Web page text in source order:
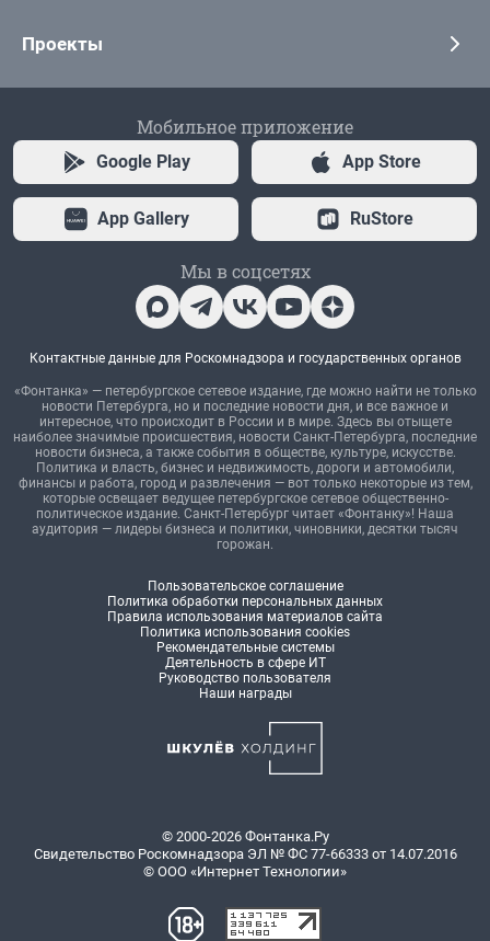
Проекты
Мобильное приложение
Google Play App Store
App Gallery RuStore
Мы в соцсетях
Контактные данные для Роскомнадзора и государственных органов
«Фонтанка» — петербургское сетевое издание, где можно найти не только
новости Петербурга, но и последние новости дня, и все важное и
интересное, что происходит в России и в мире. Здесь вы отыщете
наиболее значимые происшествия, новости Санкт-Петербурга, последние
новости бизнеса, а также события в обществе, культуре, искусстве.
Политика и власть, бизнес и недвижимость, дороги и автомобили,
финансы и работа, город и развлечения — вот только некоторые из тем,
которые освещает ведущее петербургское сетевое общественно-
политическое издание. Санкт-Петербург читает «Фонтанку»! Наша
аудитория — лидеры бизнеса и политики, чиновники, десятки тысяч
горожан.
Пользовательское соглашение
Политика обработки персональных данных
Правила использования материалов сайта
Политика использования cookies
Рекомендательные системы
Деятельность в сфере ИТ
Руководство пользователя
Наши награды
© 2000-2026 Фонтанка.Ру
Свидетельство Роскомнадзора ЭЛ № ФС 77-66333 от 14.07.2016
© ООО «Интернет Технологии»